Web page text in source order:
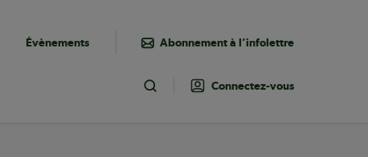
Évènements Abonnement à l’infolettre
Toggle Search
Connectez-vous